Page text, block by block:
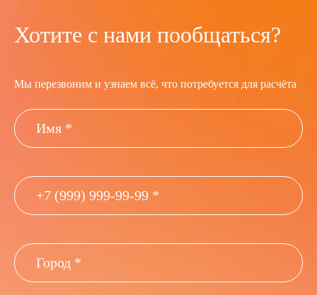
Хотите с нами пообщаться?
Мы перезвоним и узнаем всё, что потребуется для расчёта